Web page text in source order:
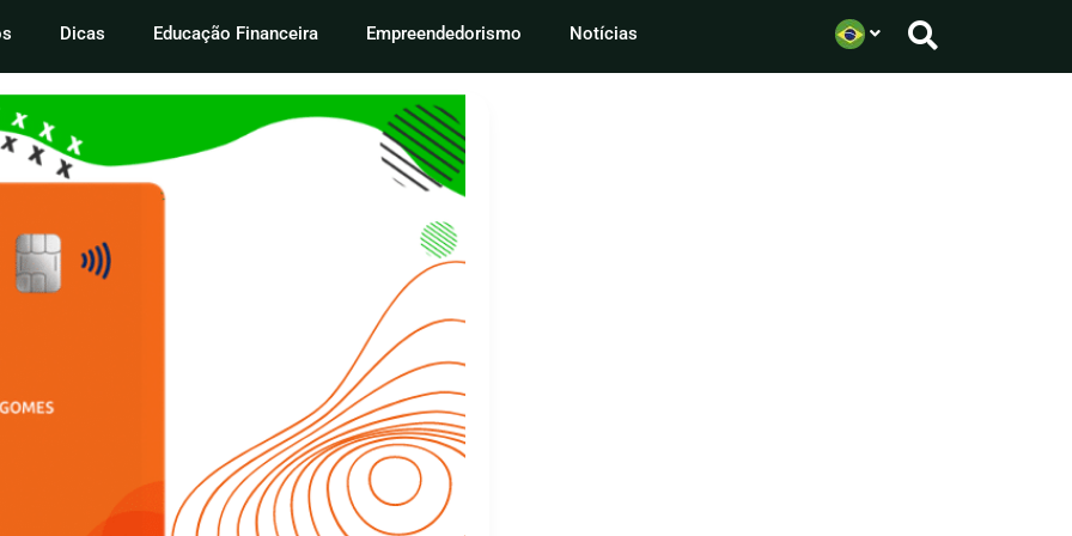
Dicas Educação Financeira Empreendedorismo Notícias